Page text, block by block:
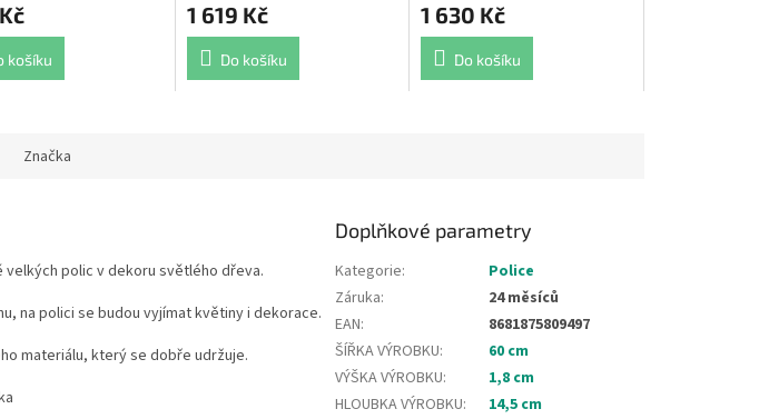
košíku
produktu
je
4,9
z
1 619 Kč
Do košíku
produktu
je
5,0
z
1 630 Kč
Do košíku
Značka
polic v dekoru světlého dřeva.
na polici se budou vyjímat květiny i dekorace.
materiálu, který se dobře udržuje.
Doplňkové parametry
Kategorie:
Police
Záruka:
24 měsíců
EAN:
8681875809497
ŠÍŘKA VÝROBKU:
60 cm
VÝŠKA VÝROBKU:
1,8 cm
HLOUBKA VÝROBKU:
14,5 cm